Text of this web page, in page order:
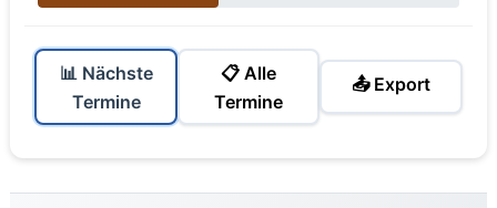
📊 Nächste
Termine
📋 Alle
Termine
📤 Export